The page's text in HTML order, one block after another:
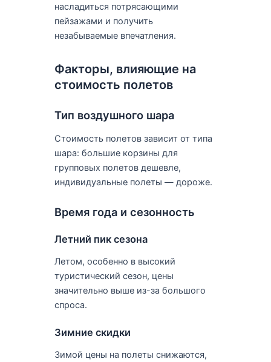
насладиться потрясающими
пейзажами и получить
незабываемые впечатления.
Факторы, влияющие на
стоимость полетов
Тип воздушного шара
Стоимость полетов зависит от типа
шара: большие корзины для
групповых полетов дешевле,
индивидуальные полеты — дороже.
Время года и сезонность
Летний пик сезона
Летом, особенно в высокий
туристический сезон, цены
значительно выше из-за большого
спроса.
Зимние скидки
Зимой цены на полеты снижаются,